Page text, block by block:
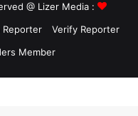
@ Lizer Media :
Reporter
Verify Reporter
Member